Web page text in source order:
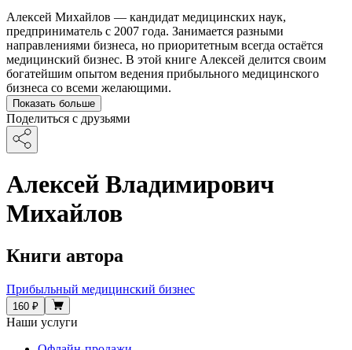
Алексей Михайлов — кандидат медицинских наук,
предприниматель с 2007 года. Занимается разными
направлениями бизнеса, но приоритетным всегда остаётся
медицинский бизнес. В этой книге Алексей делится своим
богатейшим опытом ведения прибыльного медицинского
бизнеса со всеми желающими.
Показать больше
Поделиться с друзьями
Алексей Владимирович
Михайлов
Книги автора
Прибыльный медицинский бизнес
160 ₽
Наши услуги